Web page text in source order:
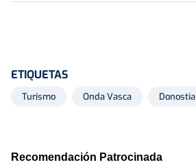
ETIQUETAS
Turismo Onda Vasca Donostia